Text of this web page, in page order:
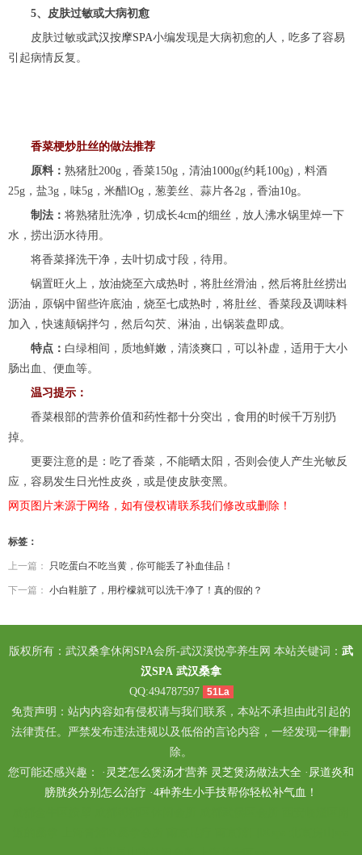
5、皮肤过敏或大病初愈
皮肤过敏或武汉按摩SPA小编发现是大病初愈的人，吃多了容易
引起病情反复。
香菜梗炒肚丝的做法推荐
原料： 熟猪肚200g，香菜150g，清油1000g(约耗100g)，料酒
25g，盐3g，味5g，米醋lOg，葱姜丝、蒜片各2g，香油10g。
制法： 将熟猪肚洗净，切成长4cm的细丝，放人沸水锅里焯一下
水，捞出沥水待用。
将香菜择洗干净，去叶切成寸段，待用。
锅置旺火上，放油烧至六成热时，将肚丝滑油，然后将肚丝捞出
沥油，原锅中留些许底油，烧至七成热时，将肚丝、香菜段及调味料
加入，快速颠锅拌匀，然后勾芡、淋油，出锅装盘即成。
特点： 白绿相间，质地鲜嫩，清淡爽口，可以补虚，适用于大小
肠出血、便血等。
温习提示：
香菜根部的营养价值和药性都十分突出，食用的时候千万别扔
掉。
更要注意的是：吃了香菜，不能晒太阳，否则会使人产生光敏反
应，容易发生日光性皮炎，或是使皮肤变黑。
网页图片来源于网络，如有侵权请联系我们修改或删除！
标签：
上一篇： 只吃蛋白不吃当黄，你可能丢了补血佳品！
下一篇： 小白鞋脏了，用柠檬就可以洗干净了！真的假的？
版权所有：武汉桑拿休闲SPA会所-武汉溪悦亭养生网 本站关键词： 武
汉SPA 武汉桑拿
QQ:494787597
51La
免责声明：站内内容如有侵权请与我们联系，本站不承担由此引起的
法律责任。严禁发布违法违规以及低俗的言论内容，一经发现一律删
除。
您可能还感兴趣： · 灵芝怎么煲汤才营养 灵芝煲汤做法大全 · 尿道炎和
膀胱炎分别怎么治疗 ·4种养生小手技帮你轻松补气血！